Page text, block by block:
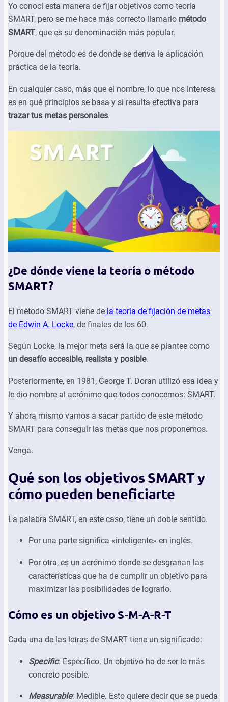
Yo conocí esta manera de fijar objetivos como teoría
SMART, pero se me hace más correcto llamarlo método
SMART, que es su denominación más popular.
Porque del método es de donde se deriva la aplicación
práctica de la teoría.
En cualquier caso, más que el nombre, lo que nos interesa
es en qué principios se basa y si resulta efectiva para
trazar tus metas personales.
¿De dónde viene la teoría o método
SMART?
El método SMART viene de la teoría de fijación de metas
de Edwin A. Locke, de finales de los 60.
Según Locke, la mejor meta será la que se plantee como
un desafío accesible, realista y posible.
Posteriormente, en 1981, George T. Doran utilizó esa idea y
le dio nombre al acrónimo que todos conocemos: SMART.
Y ahora mismo vamos a sacar partido de este método
SMART para conseguir las metas que nos proponemos.
Venga.
Qué son los objetivos SMART y
cómo pueden beneficiarte
La palabra SMART, en este caso, tiene un doble sentido.
Por una parte significa «inteligente» en inglés.
Por otra, es un acrónimo donde se desgranan las
características que ha de cumplir un objetivo para
maximizar las posibilidades de lograrlo.
Cómo es un objetivo S-M-A-R-T
Cada una de las letras de SMART tiene un significado:
Specific: Específico. Un objetivo ha de ser lo más
concreto posible.
Measurable: Medible. Esto quiere decir que se pueda